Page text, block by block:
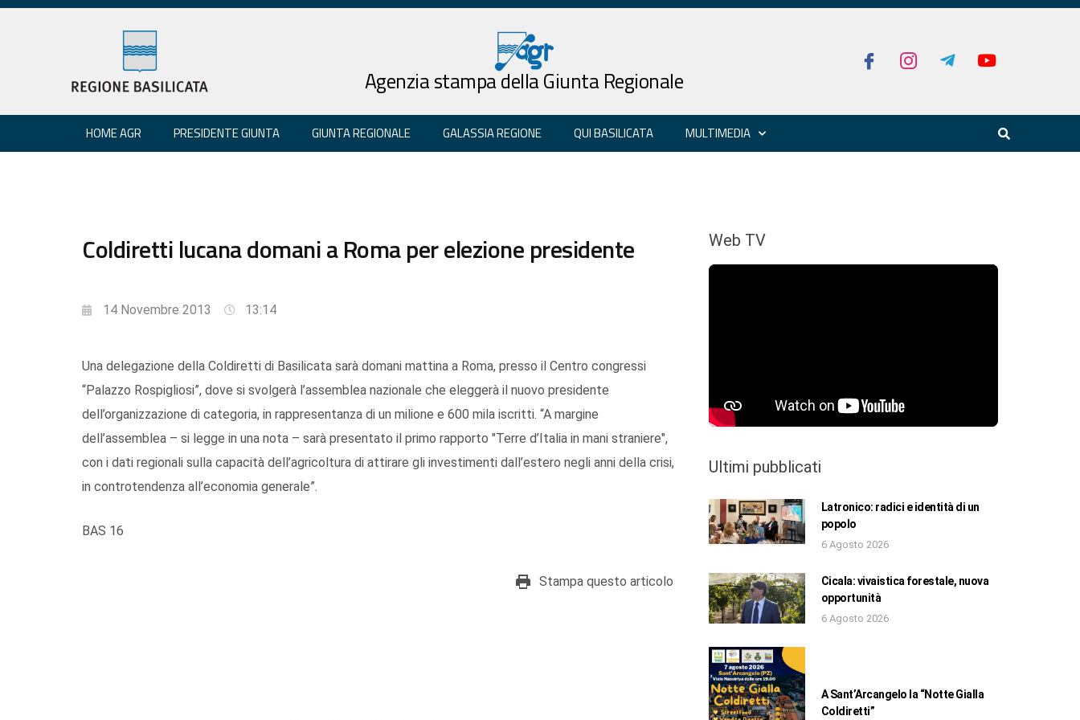
Agenzia stampa della Giunta Regionale
HOME AGR PRESIDENTE GIUNTA GIUNTA REGIONALE GALASSIA REGIONE QUI BASILICATA MULTIMEDIA
Coldiretti lucana domani a Roma per elezione presidente
14 Novembre 2013 13:14
Una delegazione della Coldiretti di Basilicata sarà domani mattina a Roma, presso il Centro congressi
“Palazzo Rospigliosi”, dove si svolgerà l’assemblea nazionale che eleggerà il nuovo presidente
dell’organizzazione di categoria, in rappresentanza di un milione e 600 mila iscritti. “A margine
dell’assemblea – si legge in una nota – sarà presentato il primo rapporto "Terre d’Italia in mani straniere",
con i dati regionali sulla capacità dell’agricoltura di attirare gli investimenti dall’estero negli anni della crisi,
in controtendenza all’economia generale”.
BAS 16
Stampa questo articolo
Web TV
Ultimi pubblicati
Latronico: radici e identità di un
popolo
6 Agosto 2026
Cicala: vivaistica forestale, nuova
opportunità
6 Agosto 2026
A Sant’Arcangelo la “Notte Gialla
Coldiretti”